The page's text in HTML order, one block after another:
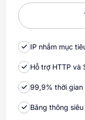
IP nhắm mục
Hỗ trợ HTTP và
99,9% thời gian
Băng thông